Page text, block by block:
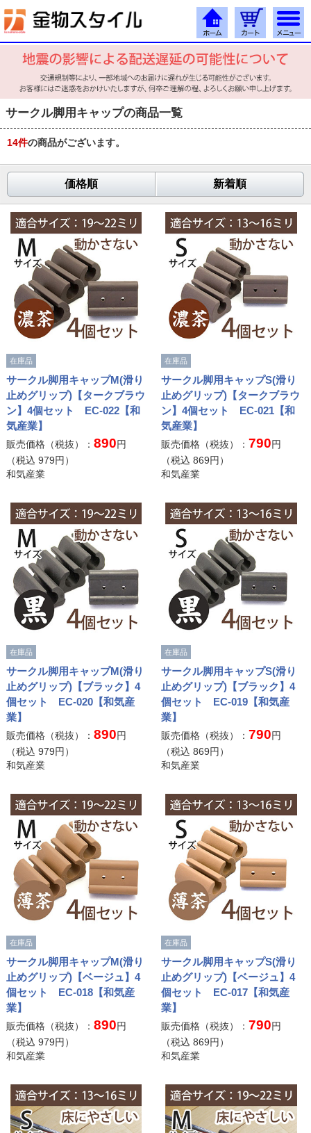
サークル脚用キャップの商品一覧
14件の商品がございます。
価格順 新着順
在庫品
サークル脚用キャップM(滑り
止めグリップ)【タークブラウ
ン】4個セット EC-022【和
気産業】
販売価格（税抜）： 890円
（税込 979円）
和気産業
在庫品
サークル脚用キャップS(滑り
止めグリップ)【タークブラウ
ン】4個セット EC-021【和
気産業】
販売価格（税抜）： 790円
（税込869円）
和気産業
在庫品
サークル脚用キャップM(滑り
止めグリップ)【ブラック】4
個セット EC-020【和気産
業】
販売価格（税抜）： 890円
（税込 979円）
和気産業
在庫品
サークル脚用キャップS(滑り
止めグリップ)【ブラック】4
個セット EC-019【和気産
業】
販売価格（税抜）：790円
（税込869円）
和気産業
在庫品
サークル脚用キャップM(滑り
止めグリップ)【ベージュ】4
個セット EC-018【和気産
業】
販売価格（税抜）： 890円
（税込 979円）
和気産業
在庫品
サークル脚用キャップS(滑り
止めグリップ)【ベージュ】4
個セット EC-017【和気産
業】
販売価格（税抜）： 790円
（税込869円）
和気産業